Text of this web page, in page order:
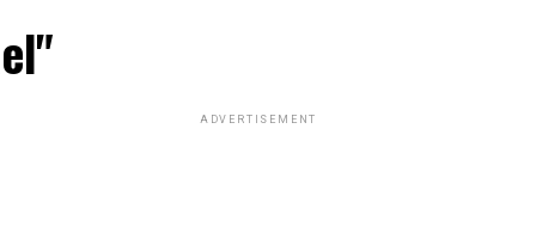
ADVERTISEMENT